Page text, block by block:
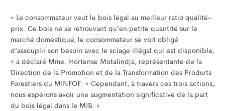
« Le consommateur veut le bois légal au meilleur ratio qualité-
prix. Ce bois ne se retrouvant qu’en petite quantité sur le
marché domestique, le consommateur se voit obligé
d’assouplir son besoin avec le sciage illégal qui est disponible,
» a déclaré Mme. Hortense Motalindja, représentante de la
Direction de la Promotion et de la Transformation des Produits
Forestiers du MINFOF. « Cependant, à travers ces trois actions,
nous espérons avoir une augmentation significative de la part
du bois légal dans le MIB. »